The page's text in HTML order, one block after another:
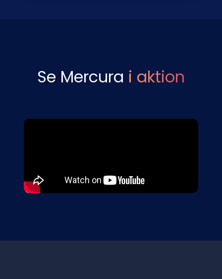
Se Mercura i aktion